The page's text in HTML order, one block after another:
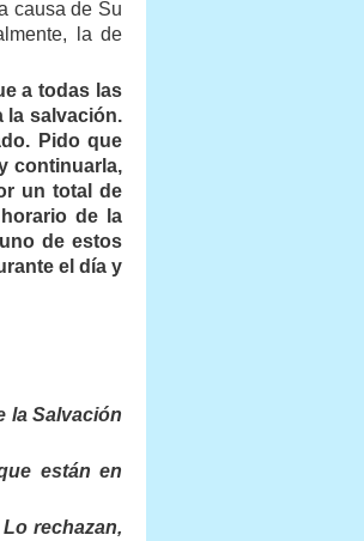
causa de Su
la de
a todas las
la salvación.
Pido que
continuarla,
un total de
de la
de estos
el día y
la Salvación
están en
rechazan,